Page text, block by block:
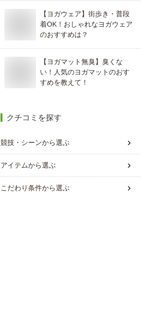
【ヨガウェア】街歩き・普段
着OK！おしゃれなヨガウェア
のおすすめは？
【ヨガマット無臭】臭くな
い！人気のヨガマットのおす
すめを教えて！
クチコミを探す
競技・シーンから選ぶ
アイテムから選ぶ
こだわり条件から選ぶ